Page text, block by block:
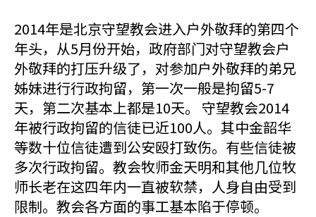
2014年是北京守望教会进入户外敬拜的第四个
年头，从5月份开始，政府部门对守望教会户
外敬拜的打压升级了，对参加户外敬拜的弟兄
姊妹进行行政拘留，第一次一般是拘留5-7
天，第二次基本上都是10天。 守望教会2014
年被行政拘留的信徒已近100人。其中金韶华
等数十位信徒遭到公安殴打致伤。有些信徒被
多次行政拘留。教会牧师金天明和其他几位牧
师长老在这四年内一直被软禁，人身自由受到
限制。教会各方面的事工基本陷于停顿。